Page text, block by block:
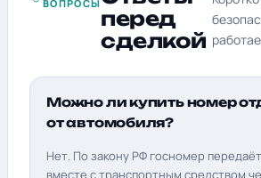
ВОПРОСЫ
перед
сделкой
Можно ли купить номер
от автомобиля?
Нет. По закону РФ госномер
вместе с транспортным средством